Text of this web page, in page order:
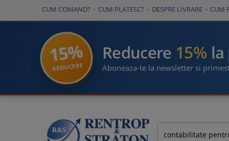
CUM COMAND? CUM PLATESC? DESPRE LIVRARE CUM
15%
REDUCERE
Reducere 15%
Aboneaza-te la newsletter si